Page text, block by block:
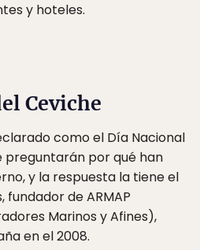
y hoteles.
Ceviche
como el Día Nacional
preguntarán por qué han
y la respuesta la tiene el
de ARMAP
Marinos y Afines),
en el 2008.